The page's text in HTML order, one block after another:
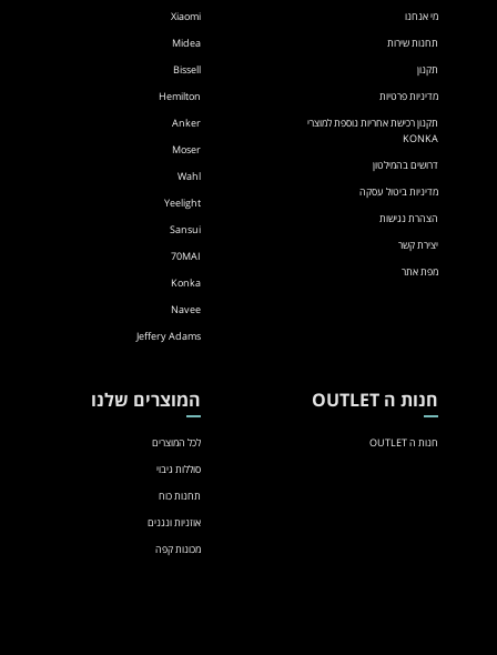
מי אנחנו
תחנות שירות
תקנון
מדיניות פרטיות
תקנון רכישת אחריות נוספת למוצרי
KONKA
דרושים בהמילטון
מדיניות ביטול עסקה
הצהרת נגישות
יצירת קשר
מפת אתר
Xiaomi
Midea
Bissell
Hemilton
Anker
Moser
Wahl
Yeelight
Sansui
70MAI
Konka
Navee
Jeffery Adams
חנות ה OUTLET
חנות ה OUTLET
המוצרים שלנו
לכל המוצרים
סוללות גיבוי
תחנות כוח
אוזניות ונגנים
מכונות קפה